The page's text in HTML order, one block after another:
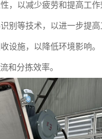
，以减少疲劳和提高工作
等技术，以进一步提高
设施，以降低环境影响。
和分拣效率。